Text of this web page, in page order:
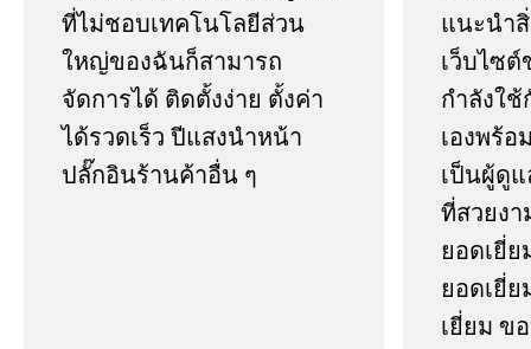
ที่ไม่ชอบเทคโนโลยีส่วน
ใหญ่ของฉันก็สามารถ
จัดการได้ ติดตั้งง่าย ตั้งค่า
ได้รวดเร็ว ปีแสงนำหน้า
ปลั๊กอินร้านค้าอื่น ๆ
แนะนำ
เว็บไซ
กำลังใ
เองพร้
เป็นผู้ดูแ
ที่สวยง
ยอดเยี่ย
ยอดเยี่
เยี่ยม ข